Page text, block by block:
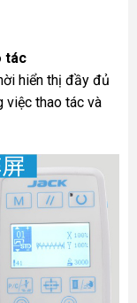
tác
hiển thị đầy đủ
việc thao tác và